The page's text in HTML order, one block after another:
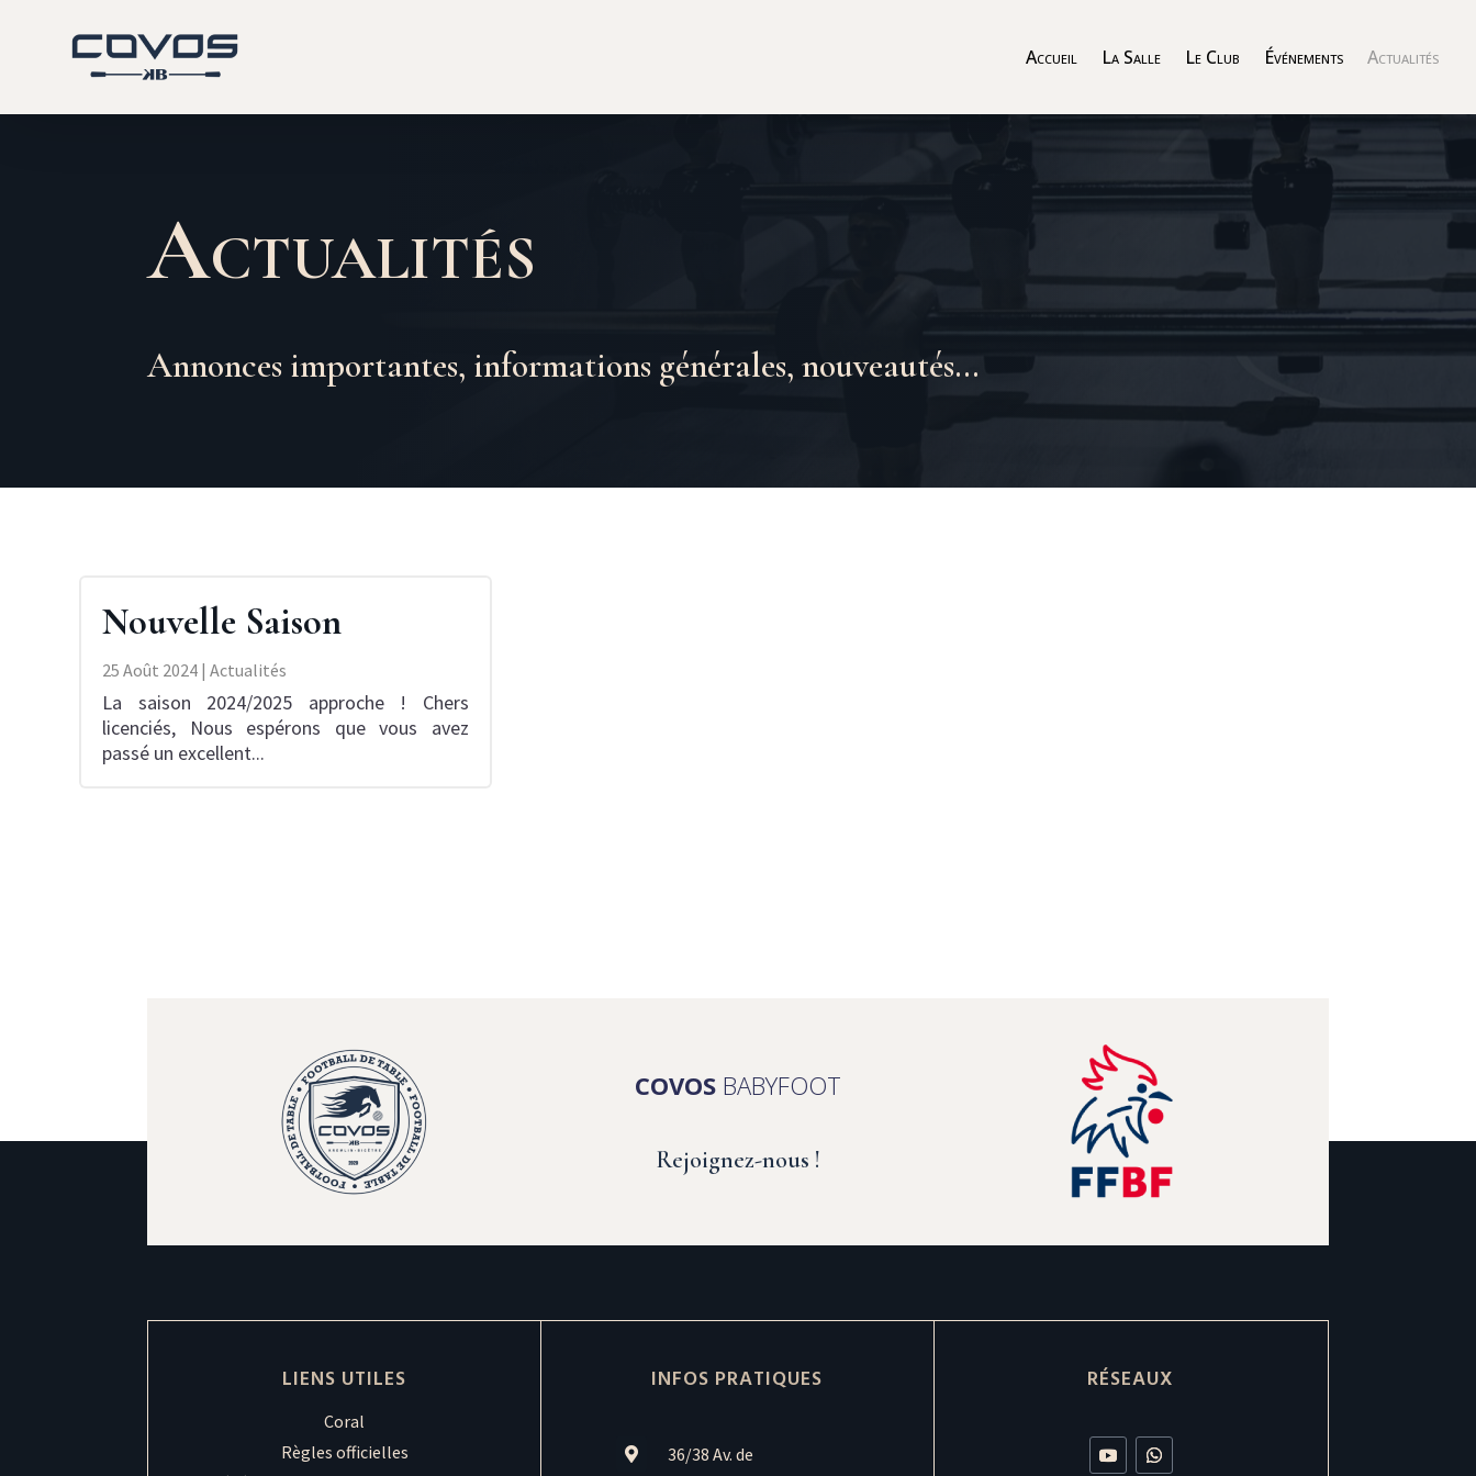
Accueil La Salle Le Club Événements Actualités
Actualités
Annonces importantes, informations générales, nouveautés…
Nouvelle Saison
25 Août 2024 | Actualités
La saison 2024/2025 approche ! Chers
licenciés, Nous espérons que vous avez
passé un excellent...
COVOSBABYFOOT
Rejoignez-nous !
LIENS UTILES
Coral
Règles officielles
INFOS PRATIQUES
 36/38 Av. de
RÉSEAUX